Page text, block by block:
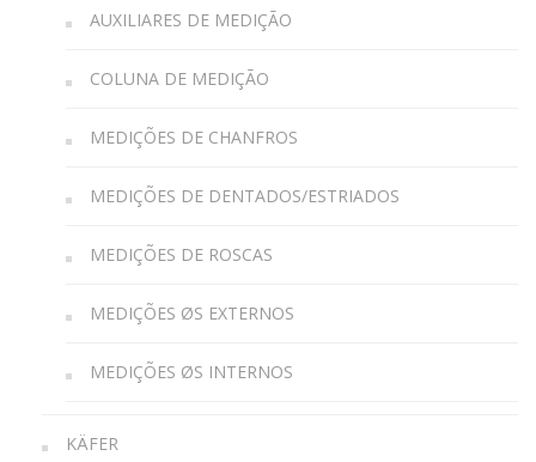
AUXILIARES DE MEDIÇÃO
COLUNA DE MEDIÇÃO
MEDIÇÕES DE CHANFROS
MEDIÇÕES DE DENTADOS/ESTRIADOS
MEDIÇÕES DE ROSCAS
MEDIÇÕES ØS EXTERNOS
MEDIÇÕES ØS INTERNOS
KÄFER